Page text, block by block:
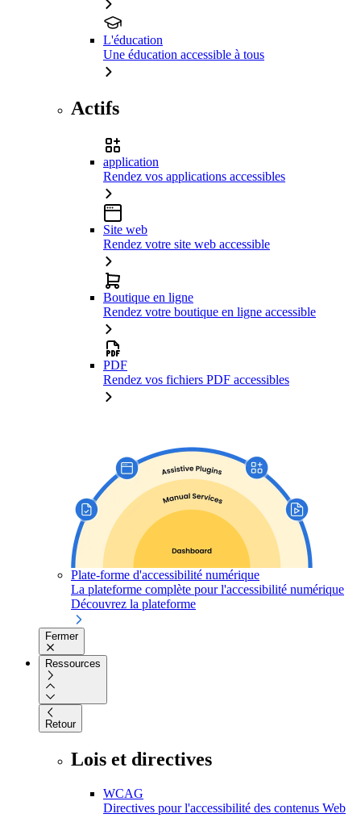
L'éducation
Une éducation accessible à tous
Actifs
application
Rendez vos applications accessibles
Site web
Rendez votre site web accessible
Boutique en ligne
Rendez votre boutique en ligne accessible
PDF
Rendez vos fichiers PDF accessibles
Plate-forme d'accessibilité numérique
La plateforme complète pour l'accessibilité numérique
Découvrez la plateforme
Fermer
Ressources
Retour
Lois et directives
WCAG
Directives pour l'accessibilité des contenus Web